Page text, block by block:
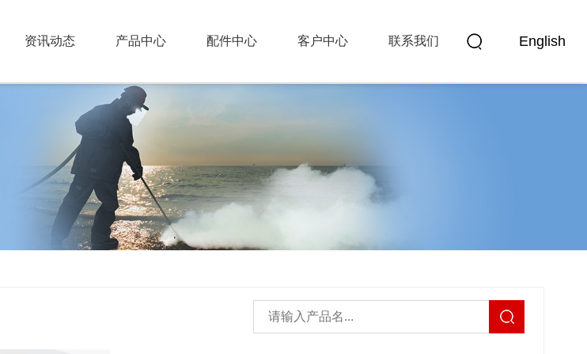
资讯动态 产品中心 配件中心 客户中心 联系我们 English